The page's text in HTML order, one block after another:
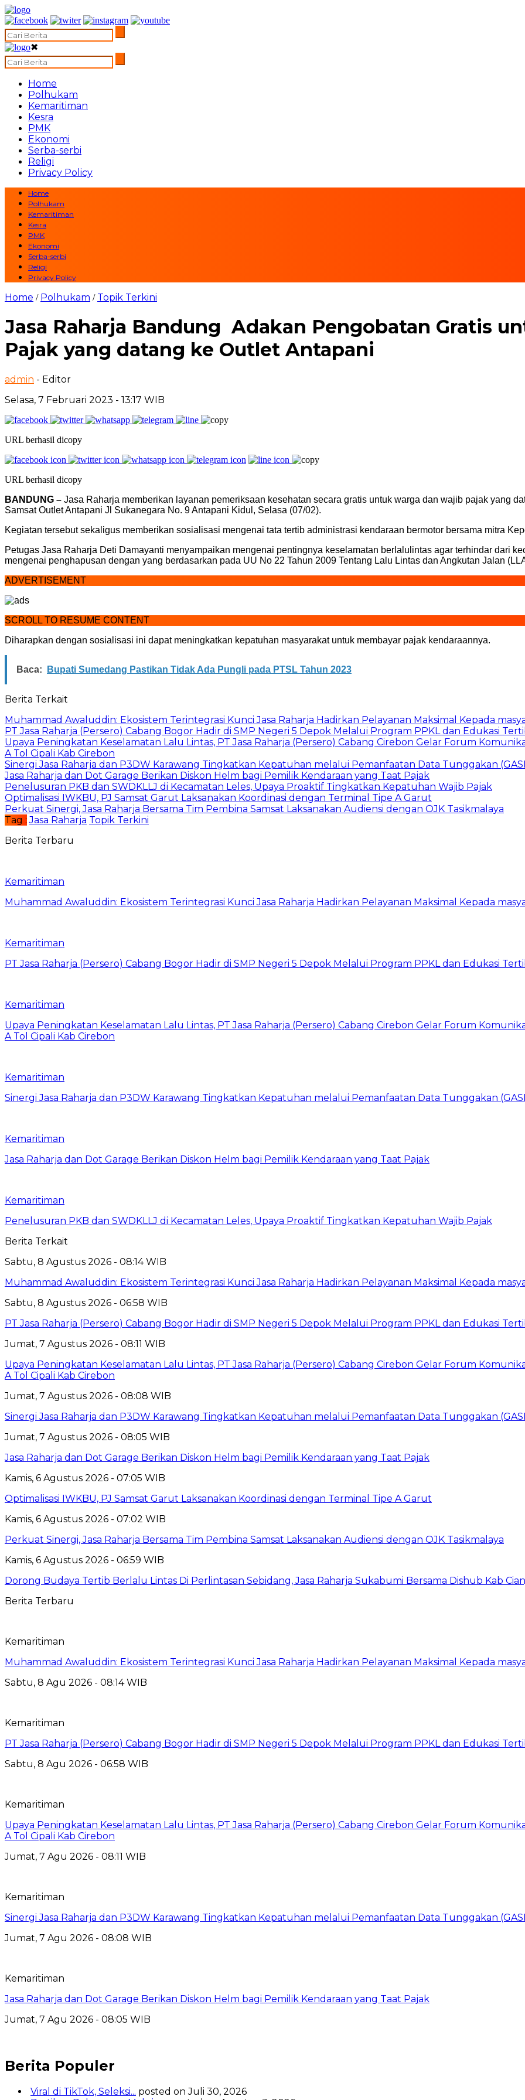
✖
Home
Polhukam
Kemaritiman
Kesra
PMK
Ekonomi
Serba-serbi
Religi
Privacy Policy
Home
Polhukam
Kemaritiman
Kesra
PMK
Ekonomi
Serba-serbi
Religi
Privacy Policy
Home / Polhukam / Topik Terkini
Jasa Raharja Bandung Adakan Pengobatan Gratis
Pajak yang datang ke Outlet Antapani
admin - Editor
Selasa, 7 Februari 2023 - 13:17 WIB
URL berhasil dicopy
URL berhasil dicopy
BANDUNG – Jasa Raharja memberikan layanan pemeriksaan kesehatan secara gratis untuk warga dan wajib pajak yang
Samsat Outlet Antapani Jl Sukanegara No. 9 Antapani Kidul, Selasa (07/02).
Kegiatan tersebut sekaligus memberikan sosialisasi mengenai tata tertib administrasi kendaraan bermotor bersama mitra
Petugas Jasa Raharja Deti Damayanti menyampaikan mengenai pentingnya keselamatan berlalulintas agar terhindar dari
mengenai penghapusan dengan yang berdasarkan pada UU No 22 Tahun 2009 Tentang Lalu Lintas dan Angkutan Jalan
ADVERTISEMENT
SCROLL TO RESUME CONTENT
Diharapkan dengan sosialisasi ini dapat meningkatkan kepatuhan masyarakat untuk membayar pajak kendaraannya.
Baca: Bupati Sumedang Pastikan Tidak Ada Pungli pada PTSL Tahun 2023
Berita Terkait
Muhammad Awaluddin: Ekosistem Terintegrasi Kunci Jasa Raharja Hadirkan Pelayanan Maksimal Kepada
PT Jasa Raharja (Persero) Cabang Bogor Hadir di SMP Negeri 5 Depok Melalui Program PPKL dan Edukasi
Upaya Peningkatan Keselamatan Lalu Lintas, PT Jasa Raharja (Persero) Cabang Cirebon Gelar Forum
A Tol Cipali Kab Cirebon
Sinergi Jasa Raharja dan P3DW Karawang Tingkatkan Kepatuhan melalui Pemanfaatan Data Tunggakan
Jasa Raharja dan Dot Garage Berikan Diskon Helm bagi Pemilik Kendaraan yang Taat Pajak
Penelusuran PKB dan SWDKLLJ di Kecamatan Leles, Upaya Proaktif Tingkatkan Kepatuhan Wajib Pajak
Optimalisasi IWKBU, PJ Samsat Garut Laksanakan Koordinasi dengan Terminal Tipe A Garut
Perkuat Sinergi, Jasa Raharja Bersama Tim Pembina Samsat Laksanakan Audiensi dengan OJK Tasikmalaya
Tag : Jasa Raharja Topik Terkini
Berita Terbaru
Kemaritiman
Muhammad Awaluddin: Ekosistem Terintegrasi Kunci Jasa Raharja Hadirkan Pelayanan Maksimal Kepada
Kemaritiman
PT Jasa Raharja (Persero) Cabang Bogor Hadir di SMP Negeri 5 Depok Melalui Program PPKL dan Edukasi
Kemaritiman
Upaya Peningkatan Keselamatan Lalu Lintas, PT Jasa Raharja (Persero) Cabang Cirebon Gelar Forum
A Tol Cipali Kab Cirebon
Kemaritiman
Sinergi Jasa Raharja dan P3DW Karawang Tingkatkan Kepatuhan melalui Pemanfaatan Data Tunggakan
Kemaritiman
Jasa Raharja dan Dot Garage Berikan Diskon Helm bagi Pemilik Kendaraan yang Taat Pajak
Kemaritiman
Penelusuran PKB dan SWDKLLJ di Kecamatan Leles, Upaya Proaktif Tingkatkan Kepatuhan Wajib Pajak
Berita Terkait
Sabtu, 8 Agustus 2026 - 08:14 WIB
Muhammad Awaluddin: Ekosistem Terintegrasi Kunci Jasa Raharja Hadirkan Pelayanan Maksimal Kepada
Sabtu, 8 Agustus 2026 - 06:58 WIB
PT Jasa Raharja (Persero) Cabang Bogor Hadir di SMP Negeri 5 Depok Melalui Program PPKL dan Edukasi
Jumat, 7 Agustus 2026 - 08:11 WIB
Upaya Peningkatan Keselamatan Lalu Lintas, PT Jasa Raharja (Persero) Cabang Cirebon Gelar Forum
A Tol Cipali Kab Cirebon
Jumat, 7 Agustus 2026 - 08:08 WIB
Sinergi Jasa Raharja dan P3DW Karawang Tingkatkan Kepatuhan melalui Pemanfaatan Data Tunggakan
Jumat, 7 Agustus 2026 - 08:05 WIB
Jasa Raharja dan Dot Garage Berikan Diskon Helm bagi Pemilik Kendaraan yang Taat Pajak
Kamis, 6 Agustus 2026 - 07:05 WIB
Optimalisasi IWKBU, PJ Samsat Garut Laksanakan Koordinasi dengan Terminal Tipe A Garut
Kamis, 6 Agustus 2026 - 07:02 WIB
Perkuat Sinergi, Jasa Raharja Bersama Tim Pembina Samsat Laksanakan Audiensi dengan OJK Tasikmalaya
Kamis, 6 Agustus 2026 - 06:59 WIB
Dorong Budaya Tertib Berlalu Lintas Di Perlintasan Sebidang, Jasa Raharja Sukabumi Bersama Dishub Kab
Berita Terbaru
Kemaritiman
Muhammad Awaluddin: Ekosistem Terintegrasi Kunci Jasa Raharja Hadirkan Pelayanan Maksimal Kepada
Sabtu, 8 Agu 2026 - 08:14 WIB
Kemaritiman
PT Jasa Raharja (Persero) Cabang Bogor Hadir di SMP Negeri 5 Depok Melalui Program PPKL dan Edukasi
Sabtu, 8 Agu 2026 - 06:58 WIB
Kemaritiman
Upaya Peningkatan Keselamatan Lalu Lintas, PT Jasa Raharja (Persero) Cabang Cirebon Gelar Forum
A Tol Cipali Kab Cirebon
Jumat, 7 Agu 2026 - 08:11 WIB
Kemaritiman
Sinergi Jasa Raharja dan P3DW Karawang Tingkatkan Kepatuhan melalui Pemanfaatan Data Tunggakan
Jumat, 7 Agu 2026 - 08:08 WIB
Kemaritiman
Jasa Raharja dan Dot Garage Berikan Diskon Helm bagi Pemilik Kendaraan yang Taat Pajak
Jumat, 7 Agu 2026 - 08:05 WIB
Berita Populer
Viral di TikTok, Seleksi... posted on Juli 30, 2026